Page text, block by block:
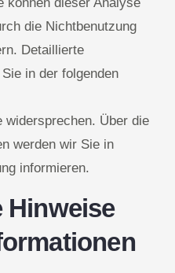
die Nichtbenutzung
Detaillierte
in der folgenden
widersprechen. Über die
werden wir Sie in
informieren.
Hinweise